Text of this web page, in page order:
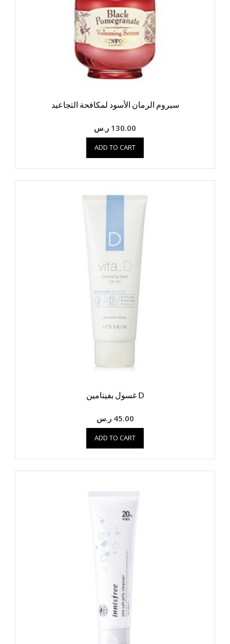
سيروم الرمان الأسود لمكافحة التجاعيد
130.00 ر.س
ADD TO CART
D غسول بفيتامين
45.00 ر.س
ADD TO CART